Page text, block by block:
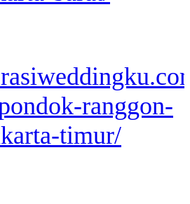
ranggon-
timur/